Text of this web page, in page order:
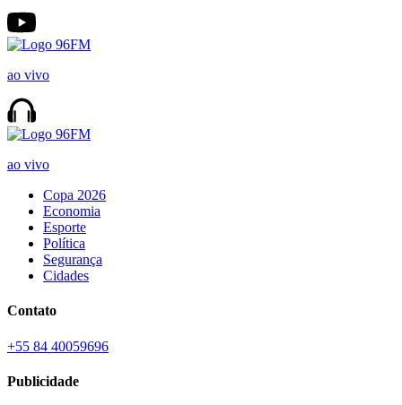
ao vivo
ao vivo
Copa 2026
Economia
Esporte
Política
Segurança
Cidades
Contato
+55 84 40059696
Publicidade